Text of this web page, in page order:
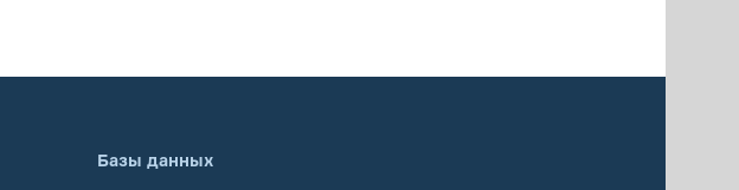
Базы данных